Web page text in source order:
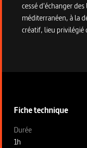
cessé d'échanger
méditerranéen, à la
créatif, lieu privilégié
Fiche technique
Fiche technique
Durée
1h